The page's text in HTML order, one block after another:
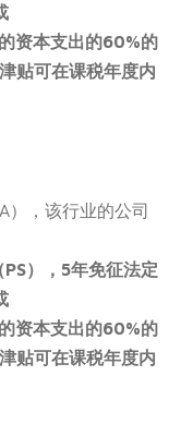
资本支出的60%的
贴可在课税年度内
），该行业的公司
），5年免征法定
资本支出的60%的
贴可在课税年度内